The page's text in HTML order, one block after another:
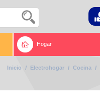
Hogar
Inicio / Electrohogar / Cocina /